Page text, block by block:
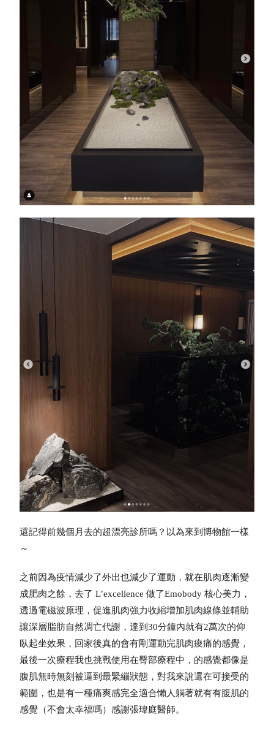
還記得前幾個月去的超漂亮診所嗎？以為來到博物館一樣
～
之前因為疫情減少了外出也減少了運動，就在肌肉逐漸變
成肥肉之餘，去了 L’excellence 做了Emobody 核心美力，
透過電磁波原理，促進肌肉強力收縮增加肌肉線條並輔助
讓深層脂肪自然凋亡代謝，達到30分鐘內就有2萬次的仰
臥起坐效果，回家後真的會有剛運動完肌肉痠痛的感覺，
最後一次療程我也挑戰使用在臀部療程中，的感覺都像是
腹肌無時無刻被逼到最緊繃狀態，對我來說還在可接受的
範圍，也是有一種痛爽感完全適合懶人躺著就有有腹肌的
感覺（不會太幸福嗎）感謝張瑋庭醫師。